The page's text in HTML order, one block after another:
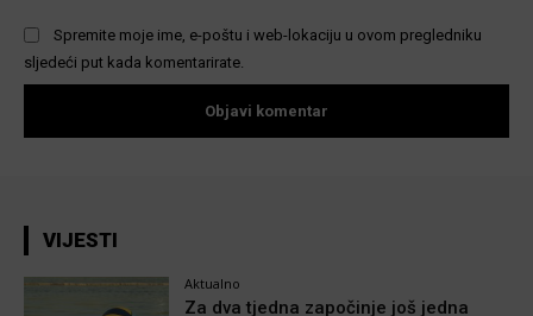
Spremite moje ime, e-poštu i web-lokaciju u ovom pregledniku
sljedeći put kada komentarirate.
VIJESTI
Aktualno
Za dva tjedna započinje još jedna